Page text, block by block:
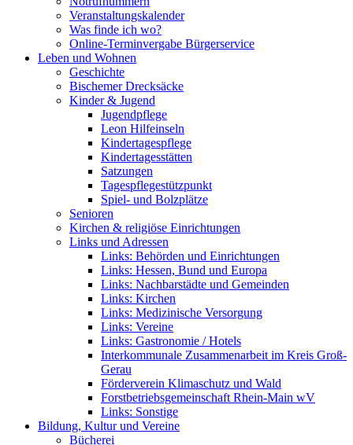
Veranstaltungskalender
Was finde ich wo?
Online-Terminvergabe Bürgerservice
Leben und Wohnen
Geschichte
Bischemer Drecksäcke
Kinder & Jugend
Jugendpflege
Leon Hilfeinseln
Kindertagespflege
Kindertagesstätten
Satzungen
Tagespflegestützpunkt
Spiel- und Bolzplätze
Senioren
Kirchen & religiöse Einrichtungen
Links und Adressen
Links: Behörden und Einrichtungen
Links: Hessen, Bund und Europa
Links: Nachbarstädte und Gemeinden
Links: Kirchen
Links: Medizinische Versorgung
Links: Vereine
Links: Gastronomie / Hotels
Interkommunale Zusammenarbeit im Kreis Groß-
Gerau
Förderverein Klimaschutz und Wald
Forstbetriebsgemeinschaft Rhein-Main wV
Links: Sonstige
Bildung, Kultur und Vereine
Bücherei